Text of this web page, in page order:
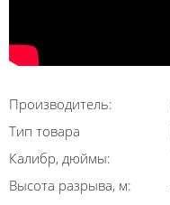
Производитель:
Тип товара
Калибр, дюймы:
Высота разрыва, м: